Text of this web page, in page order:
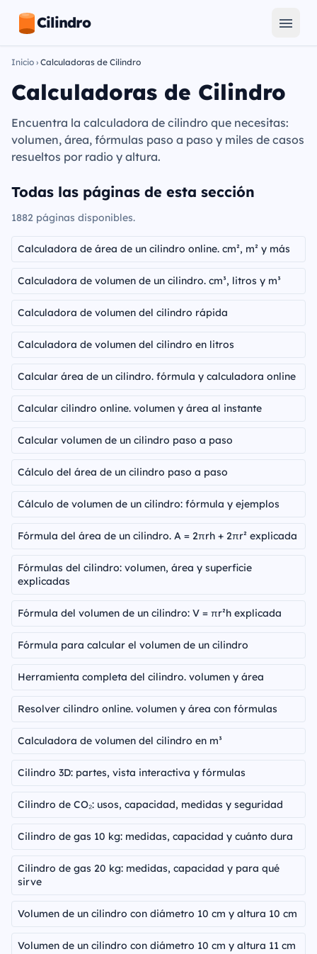
Cilindro
Inicio › Calculadoras de Cilindro
Calculadoras de Cilindro
Encuentra la calculadora de cilindro que necesitas:
volumen, área, fórmulas paso a paso y miles de casos
resueltos por radio y altura.
Todas las páginas de esta sección
1882 páginas disponibles.
Calculadora de área de un cilindro online. cm², m² y más
Calculadora de volumen de un cilindro. cm³, litros y m³
Calculadora de volumen del cilindro rápida
Calculadora de volumen del cilindro en litros
Calcular área de un cilindro. fórmula y calculadora online
Calcular cilindro online. volumen y área al instante
Calcular volumen de un cilindro paso a paso
Cálculo del área de un cilindro paso a paso
Cálculo de volumen de un cilindro: fórmula y ejemplos
Fórmula del área de un cilindro. A = 2πrh + 2πr² explicada
Fórmulas del cilindro: volumen, área y superficie
explicadas
Fórmula del volumen de un cilindro: V = πr²h explicada
Fórmula para calcular el volumen de un cilindro
Herramienta completa del cilindro. volumen y área
Resolver cilindro online. volumen y área con fórmulas
Calculadora de volumen del cilindro en m³
Cilindro 3D: partes, vista interactiva y fórmulas
Cilindro de CO₂: usos, capacidad, medidas y seguridad
Cilindro de gas 10 kg: medidas, capacidad y cuánto dura
Cilindro de gas 20 kg: medidas, capacidad y para qué
sirve
Volumen de un cilindro con diámetro 10 cm y altura 10 cm
Volumen de un cilindro con diámetro 10 cm y altura 11 cm